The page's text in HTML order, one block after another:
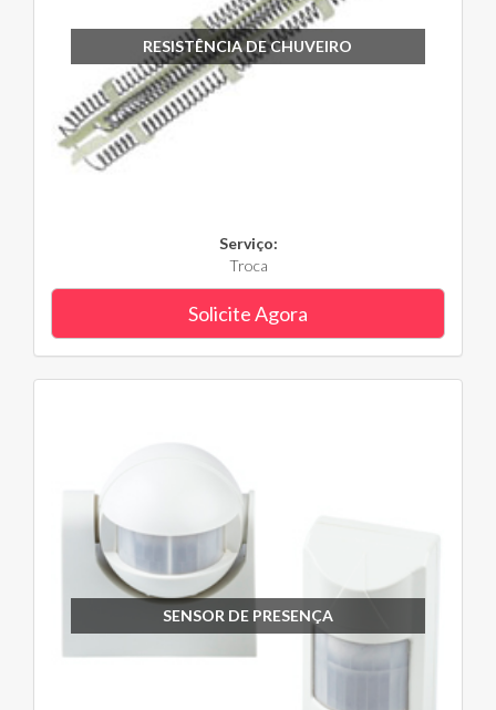
RESISTÊNCIA DE CHUVEIRO
Serviço:
Troca
Solicite Agora
SENSOR DE PRESENÇA